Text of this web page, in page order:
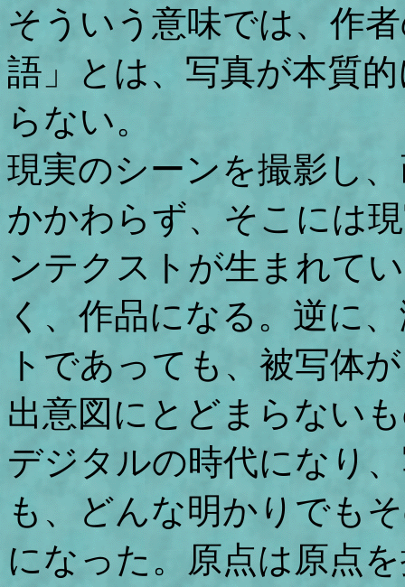
そういう意味では、作
語」とは、写真が本質
らない。
現実のシーンを撮影し
かかわらず、そこには
ンテクストが生まれて
く、作品になる。逆に
トであっても、被写体
出意図にとどまらない
デジタルの時代になり
も、どんな明かりでも
になった。原点は原点